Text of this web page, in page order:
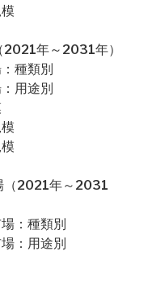
年～2031年）
種類別
用途別
（2021年～2031
：種類別
：用途別